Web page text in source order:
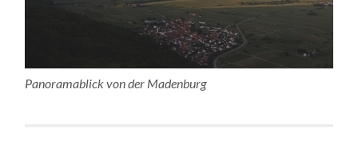
Panoramablick von der Madenburg